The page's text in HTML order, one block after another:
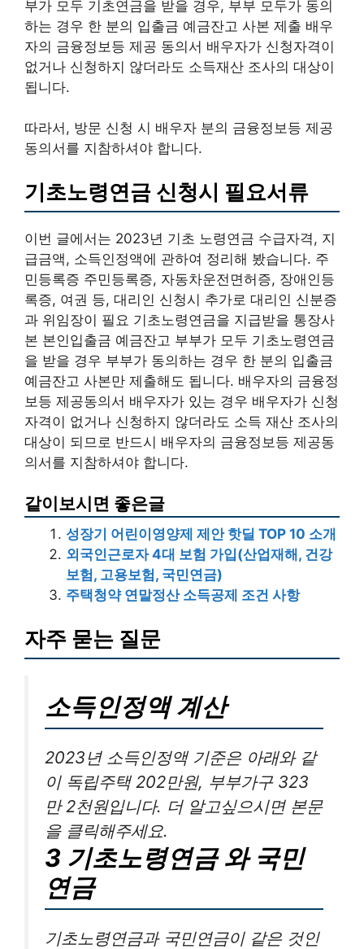
부가 모두 기초연금을 받을 경우, 부부 모두가 동의
하는 경우 한 분의 입출금 예금잔고 사본 제출 배우
자의 금융정보등 제공 동의서 배우자가 신청자격이
없거나 신청하지 않더라도 소득재산 조사의 대상이
됩니다.
따라서, 방문 신청 시 배우자 분의 금융정보등 제공
동의서를 지참하셔야 합니다.
기초노령연금 신청시 필요서류
이번 글에서는 2023년 기초 노령연금 수급자격, 지
급금액, 소득인정액에 관하여 정리해 봤습니다. 주
민등록증 주민등록증, 자동차운전면허증, 장애인등
록증, 여권 등, 대리인 신청시 추가로 대리인 신분증
과 위임장이 필요 기초노령연금을 지급받을 통장사
본 본인입출금 예금잔고 부부가 모두 기초노령연금
을 받을 경우 부부가 동의하는 경우 한 분의 입출금
예금잔고 사본만 제출해도 됩니다. 배우자의 금융정
보등 제공동의서 배우자가 있는 경우 배우자가 신청
자격이 없거나 신청하지 않더라도 소득 재산 조사의
대상이 되므로 반드시 배우자의 금융정보등 제공동
의서를 지참하셔야 합니다.
같이보시면 좋은글
성장기 어린이영양제 제안 핫딜 TOP 10 소개
외국인근로자 4대 보험 가입(산업재해, 건강
보험, 고용보험, 국민연금)
주택청약 연말정산 소득공제 조건 사항
자주 묻는 질문
소득인정액 계산
2023년 소득인정액 기준은 아래와 같
이 독립주택 202만원, 부부가구 323
만 2천원입니다. 더 알고싶으시면 본문
을 클릭해주세요.
3 기초노령연금 와 국민
연금
기초노령연금과 국민연금이 같은 것인